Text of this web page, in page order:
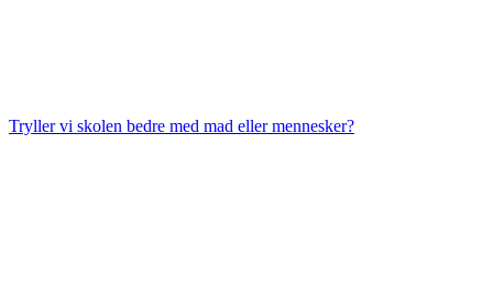
Tryller vi skolen bedre med mad eller mennesker?